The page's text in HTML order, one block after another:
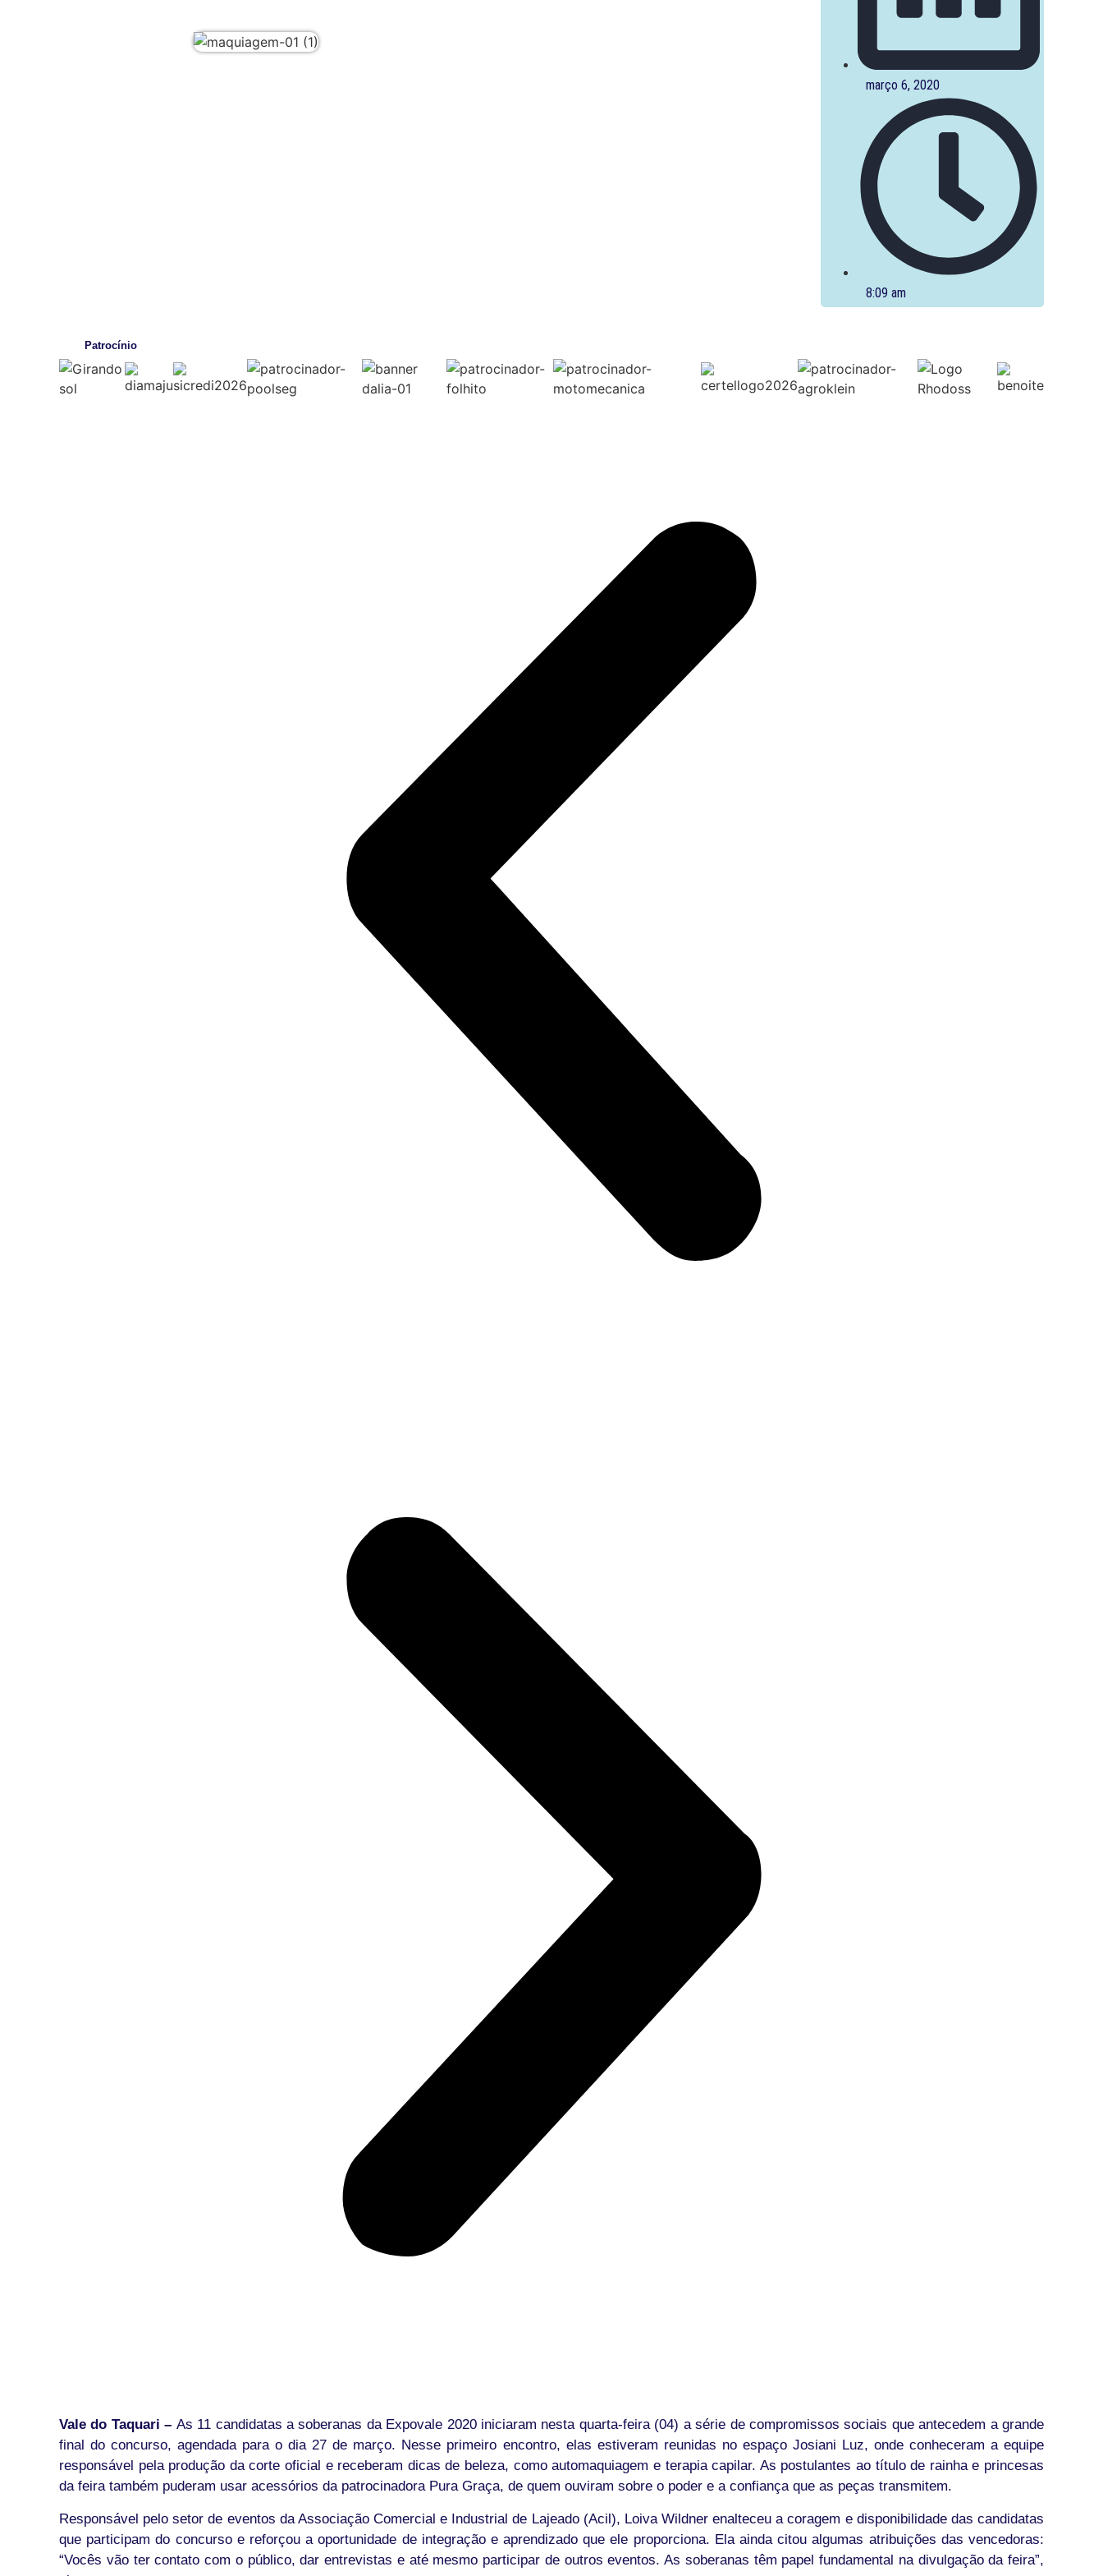
março 6, 2020
8:09 am
Patrocínio
Vale do Taquari – As 11 candidatas a soberanas da Expovale 2020 iniciaram nesta quarta-feira (04) a série de compromissos sociais que antecedem a grande
final do concurso, agendada para o dia 27 de março. Nesse primeiro encontro, elas estiveram reunidas no espaço Josiani Luz, onde conheceram a equipe
responsável pela produção da corte oficial e receberam dicas de beleza, como automaquiagem e terapia capilar. As postulantes ao título de rainha e princesas
da feira também puderam usar acessórios da patrocinadora Pura Graça, de quem ouviram sobre o poder e a confiança que as peças transmitem.
Responsável pelo setor de eventos da Associação Comercial e Industrial de Lajeado (Acil), Loiva Wildner enalteceu a coragem e disponibilidade das candidatas
que participam do concurso e reforçou a oportunidade de integração e aprendizado que ele proporciona. Ela ainda citou algumas atribuições das vencedoras:
“Vocês vão ter contato com o público, dar entrevistas e até mesmo participar de outros eventos. As soberanas têm papel fundamental na divulgação da feira”,